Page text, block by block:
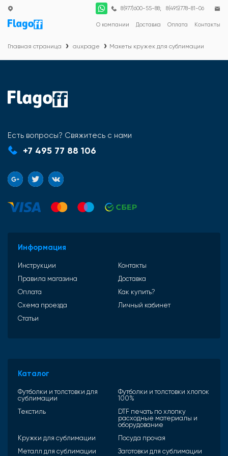
О компании Доставка Оплата Контакты
8(977)600-55-88; 8(495)778-81-06
Главная страница auxpage Макеты кружек для сублимации
Есть вопросы? Свяжитесь с нами
+7 495 77 88 106
Информация
Инструкции
Контакты
Правила магазина
Доставка
Оплата
Как купить?
Схема проезда
Личный кабинет
Статьи
Каталог
Футболки и толстовки для
сублимации
Футболки и толстовки хлопок
100%
Текстиль
DTF печать по хлопку
расходные материалы и
оборудование
Кружки для сублимации
Посуда прочая
Металл для сублимации
Заготовки для сублимации